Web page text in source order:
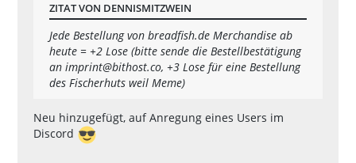
ZITAT VON DENNISMITZWEIN
Jede Bestellung von breadfish.de Merchandise ab
heute = +2 Lose (bitte sende die Bestellbestätigung
animprint@bithost.co, +3 Lose für eine Bestellung
des Fischerhuts weil Meme)
Neu hinzugefügt, auf Anregung eines Users im
Discord